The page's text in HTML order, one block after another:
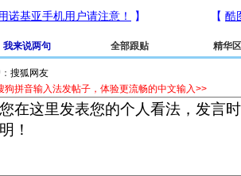
我来说两句 全部跟贴 精华区
狗拼音输入法发帖子，体验更流畅的中文输入>>